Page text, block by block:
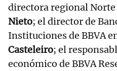
directora regional Norte
Nieto; el director de
Instituciones de BBVA
Casteleiro; el
económico de BBVA